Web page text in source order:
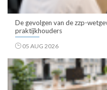
De gevolgen van de zzp-
praktijkhouders
05 AUG 2026